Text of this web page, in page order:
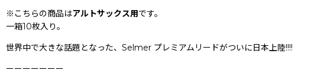
※こちらの商品はアルトサックス用です。
一箱10枚入り。
世界中で大きな話題となった、Selmer プレミアムリードがついに日本上陸!!!!
ーーーーーーー